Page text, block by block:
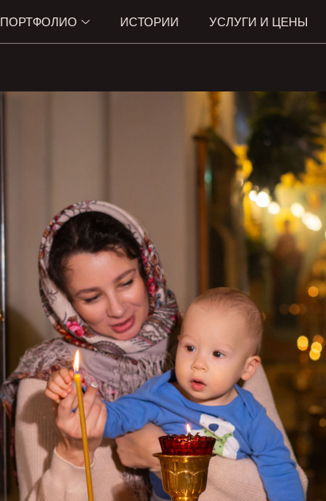
ПОРТФОЛИО ИСТОРИИ УСЛУГИ И ЦЕНЫ